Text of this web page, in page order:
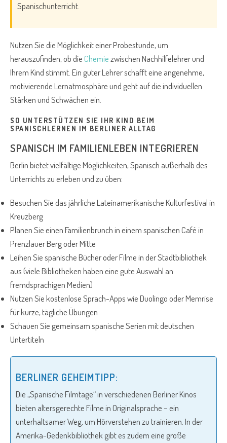
Spanischunterricht.
Nutzen Sie die Möglichkeit einer Probestunde, um
herauszufinden, ob dieChemiezwischen Nachhilfelehrer und
Ihrem Kind stimmt. Ein guter Lehrer schafft eine angenehme,
motivierende Lernatmosphäre und geht auf die individuellen
Stärken und Schwächen ein.
SO UNTERSTÜTZEN SIE IHR KIND BEIM
SPANISCHLERNEN IM BERLINER ALLTAG
SPANISCH IM FAMILIENLEBEN INTEGRIEREN
Berlin bietet vielfältige Möglichkeiten, Spanisch außerhalb des
Unterrichts zu erleben und zu üben:
Besuchen Sie das jährliche Lateinamerikanische Kulturfestival in
Kreuzberg
Planen Sie einen Familienbrunch in einem spanischen Café in
Prenzlauer Berg oder Mitte
Leihen Sie spanische Bücher oder Filme in der Stadtbibliothek
aus (viele Bibliotheken haben eine gute Auswahl an
fremdsprachigen Medien)
Nutzen Sie kostenlose Sprach-Apps wie Duolingo oder Memrise
für kurze, tägliche Übungen
Schauen Sie gemeinsam spanische Serien mit deutschen
Untertiteln
BERLINER GEHEIMTIPP:
Die „Spanische Filmtage“ in verschiedenen Berliner Kinos
bieten altersgerechte Filme in Originalsprache – ein
unterhaltsamer Weg, um Hörverstehen zu trainieren. In der
Amerika-Gedenkbibliothek gibt es zudem eine große